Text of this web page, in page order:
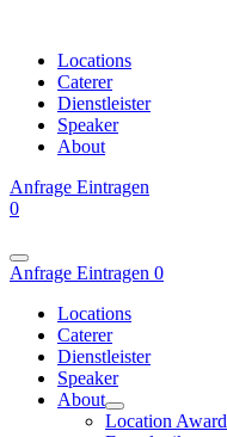
Locations
Caterer
Dienstleister
Speaker
About
Anfrage Eintragen
0
Anfrage Eintragen 0
Locations
Caterer
Dienstleister
Speaker
About
Location Award